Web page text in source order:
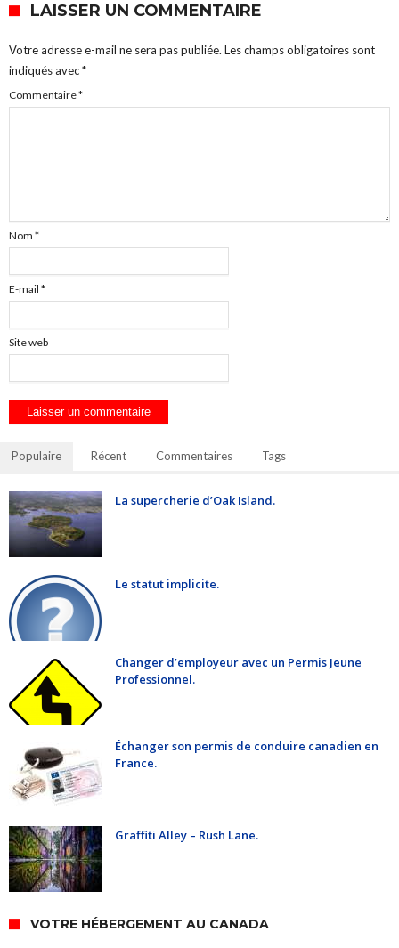
LAISSER UN COMMENTAIRE
Votre adresse e-mail ne sera pas publiée. Les champs obligatoires sont
indiqués avec*
Commentaire*
Nom *
E-mail *
Site web
Populaire Récent Commentaires Tags
La supercherie d’Oak Island.
Le statut implicite.
Changer d’employeur avec un Permis Jeune
Professionnel.
Échanger son permis de conduire canadien en
France.
Graffiti Alley – Rush Lane.
VOTRE HÉBERGEMENT AU CANADA